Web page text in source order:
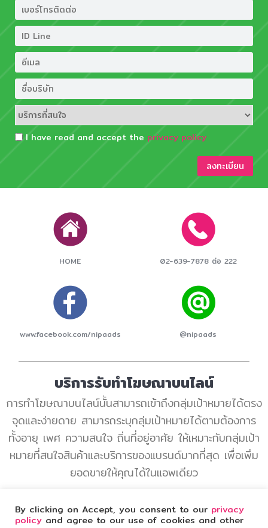
I have read and accept the privacy policy
HOME 02-639-7878 ต่อ 222
www.facebook.com/nipaads @nipaads
บริการรับทำโฆษณาบนไลน์
การทำโฆษณาบนไลน์นั้นสามารถเข้าถึงกลุ่มเป้าหมายได้ตรง
จุดและง่ายดาย สามารถระบุกลุ่มเป้าหมายได้ตามต้องการ
ทั้งอายุ เพศ ความสนใจ ถิ่นที่อยู่อาศัย ให้เหมาะกับกลุ่มเป้า
หมายที่สนใจสินค้าและบริการของแบรนด์มากที่สุด เพื่อเพิ่ม
ยอดขายให้คุณได้ในแอพเดียว
NIPA Technology Co., Ltd.
72 อาคารโทรคมนาคม บางรัก ชั้น 4 ห้อง 401 – 402 ถ.เจริญกรุง
By clicking on Accept, you consent to our privacy
policy and agree to our use of cookies and other